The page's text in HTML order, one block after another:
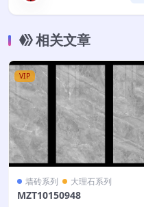
相关文章
VIP
墙砖系列 大理石系列
MZT10150948